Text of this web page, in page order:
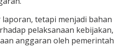
laporan, tetapi menjadi bahan
pelaksanaan kebijakan,
anggaran oleh pemerintah